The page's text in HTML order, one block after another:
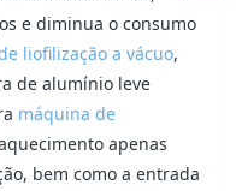
e diminua o consumo
liofilização a vácuo,
de alumínio leve
máquina de
apenas
bem como a entrada